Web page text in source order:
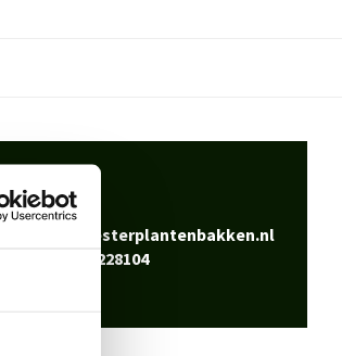
0344-228104
info@polyesterplantenbakken.nl
0344-228104